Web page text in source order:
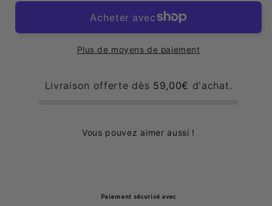
Amande
Plus de moyens de paiement
Livraison offerte dès 59,00€ d'achat.
Vous pouvez aimer aussi !
Paiement sécurisé avec